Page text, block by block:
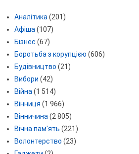
Аналітика(201)
Афіша(107)
Бізнес (67)
Боротьба з корупцією (606)
Будівництво (21)
Вибори (42)
Війна(1 514)
Вінниця (1 966)
Вінничина(2 805)
Вічна пам'ять (221)
Волонтерство (23)